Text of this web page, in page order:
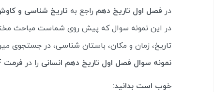
در فصل اول تاریخ دهم راجع به تاریخ شناسی و
در این نمونه سوال که پیش روی شماست مباحث
تاریخ، زمان و مکان، باستان شناسی، در جستجوی
نمونه سوال فصل اول تاریخ دهم انسانی را در فرمت PDF
خوب است بدانید: